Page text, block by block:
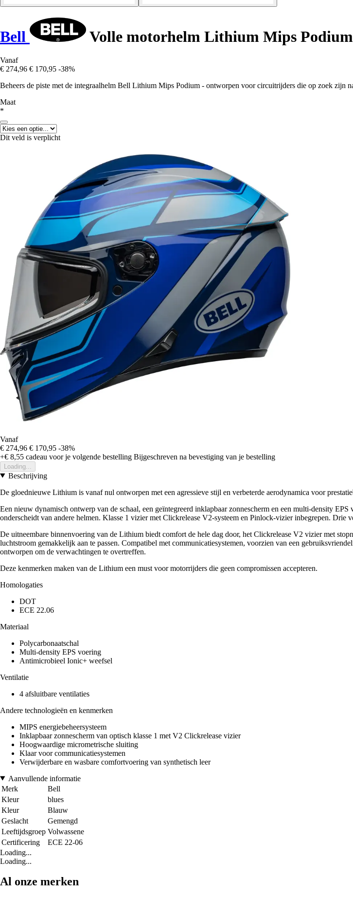
Bell Volle motorhelm Lithium Mips Podium
Vanaf
€ 274,96 € 170,95 -38%
Beheers de piste met de integraalhelm Bell Lithium Mips Podium - ontworpen voor circuitrijders die op zoek zijn
Maat
*
Dit veld is verplicht
Vanaf
€ 274,96 € 170,95 -38%
+€ 8,55 cadeau voor je volgende bestelling Bijgeschreven na bevestiging van je bestelling
Loading...
Beschrijving
De gloednieuwe Lithium is vanaf nul ontworpen met een agressieve stijl en verbeterde aerodynamica voor
Een nieuw dynamisch ontwerp van de schaal, een geïntegreerd inklapbaar zonnescherm en een multi-density
onderscheidt van andere helmen. Klasse 1 vizier met Clickrelease V2-systeem en Pinlock-vizier inbegrepen. Drie
De uitneembare binnenvoering van de Lithium biedt comfort de hele dag door, het Clickrelease V2 vizier met
luchtstroom gemakkelijk aan te passen. Compatibel met communicatiesystemen, voorzien van een
ontworpen om de verwachtingen te overtreffen.
Deze kenmerken maken van de Lithium een must voor motorrijders die geen compromissen accepteren.
Homologaties
DOT
ECE 22.06
Materiaal
Polycarbonaatschal
Multi-density EPS voering
Antimicrobieel Ionic+ weefsel
Ventilatie
4 afsluitbare ventilaties
Andere technologieën en kenmerken
MIPS energiebeheersysteem
Inklapbaar zonnescherm van optisch klasse 1 met V2 Clickrelease vizier
Hoogwaardige micrometrische sluiting
Klaar voor communicatiesystemen
Verwijderbare en wasbare comfortvoering van synthetisch leer
Aanvullende informatie
Merk
Bell
Kleur
blues
Kleur
Blauw
Geslacht
Gemengd
Leeftijdsgroep Volwassene
Certificering
ECE 22-06
Loading...
Loading...
Al onze merken